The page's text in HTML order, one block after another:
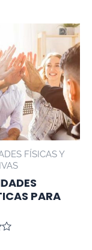
FÍSICAS Y
PARA